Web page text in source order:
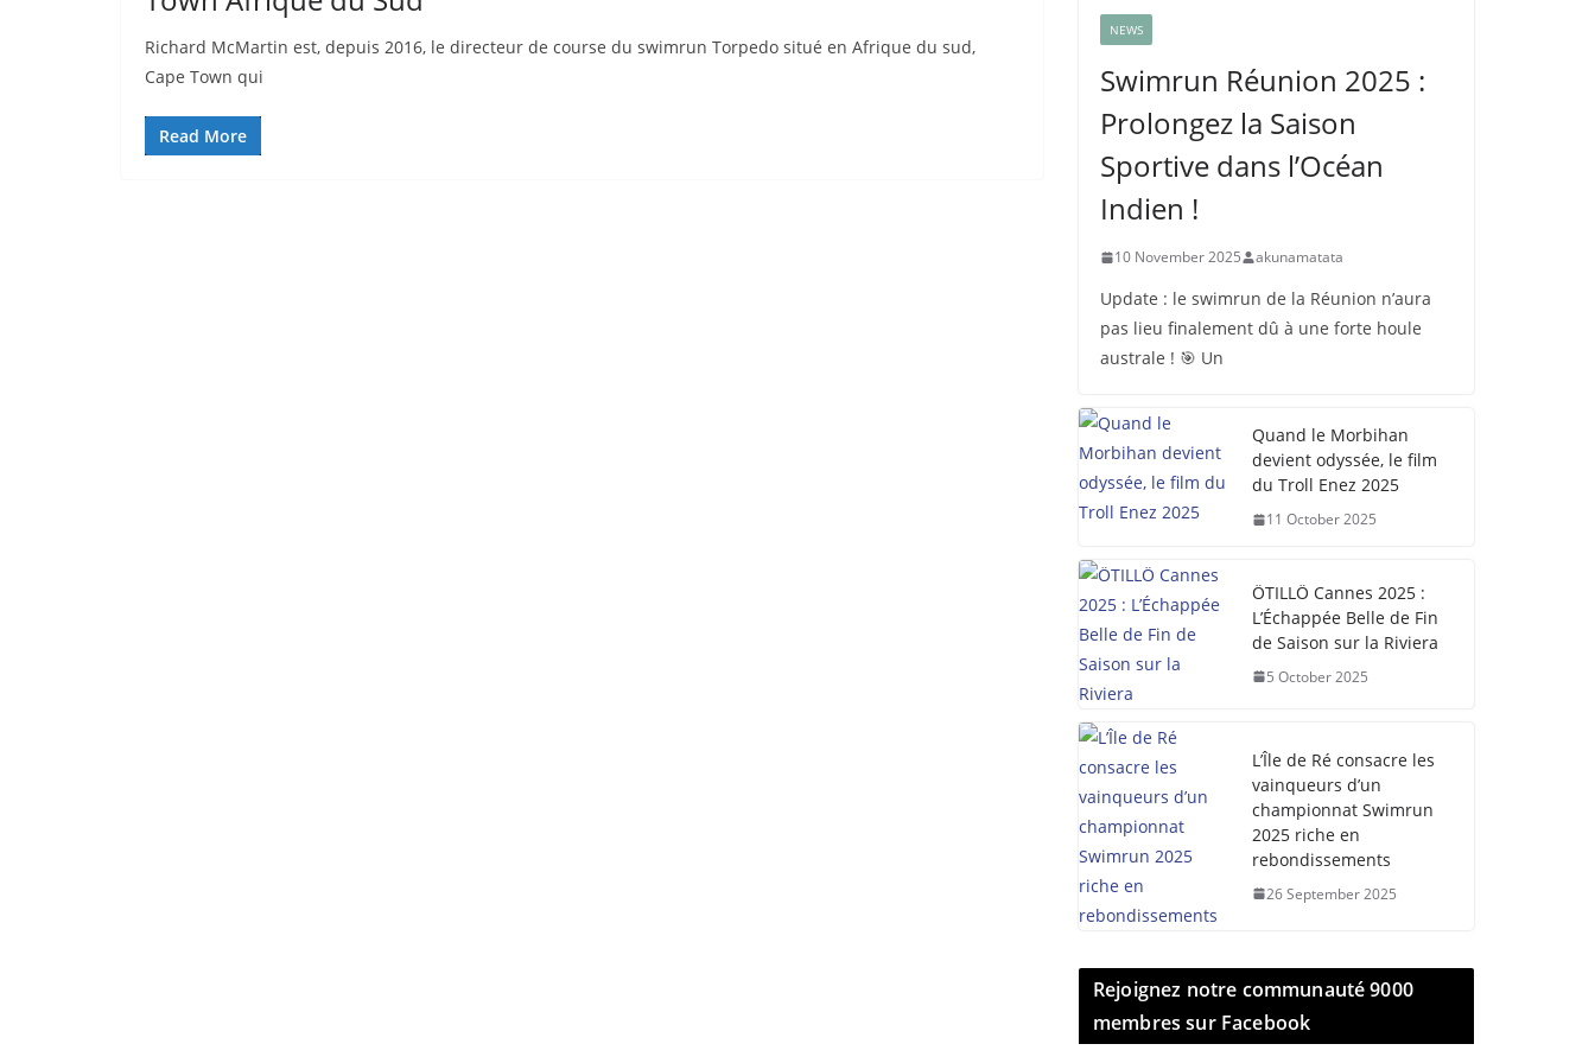
Richard McMartin est, depuis 2016, le directeur de course du swimrun Torpedo situé en Afrique du sud,
Cape Town qui
Read More
NEWS
Swimrun Réunion 2025 :
Prolongez la Saison
Sportive dans l’Océan
Indien !
10 November 2025 akunamatata
Update : le swimrun de la Réunion n’aura
pas lieu finalement dû à une forte houle
australe ! 🎯 Un
Quand le Morbihan
devient odyssée, le film
du Troll Enez 2025
11 October 2025
ÖTILLÖ Cannes 2025 :
L’Échappée Belle de Fin
de Saison sur la Riviera
5 October 2025
L’Île de Ré consacre les
vainqueurs d’un
championnat Swimrun
2025 riche en
rebondissements
26 September 2025
Rejoignez notre communauté 9000
membres sur Facebook